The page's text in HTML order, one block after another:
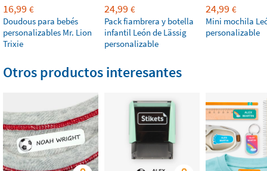
16,99 €
Doudous para bebés
personalizables Mr. Lion
Trixie
24,99 €
Pack fiambrera y botella
infantil León de Lässig
personalizable
24,99 €
Mini mochila
personalizable
Otros productos interesantes